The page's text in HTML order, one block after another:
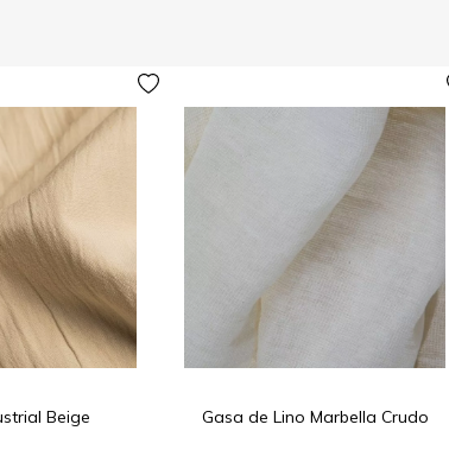
Beige Gasa de Lino Marbella Crudo